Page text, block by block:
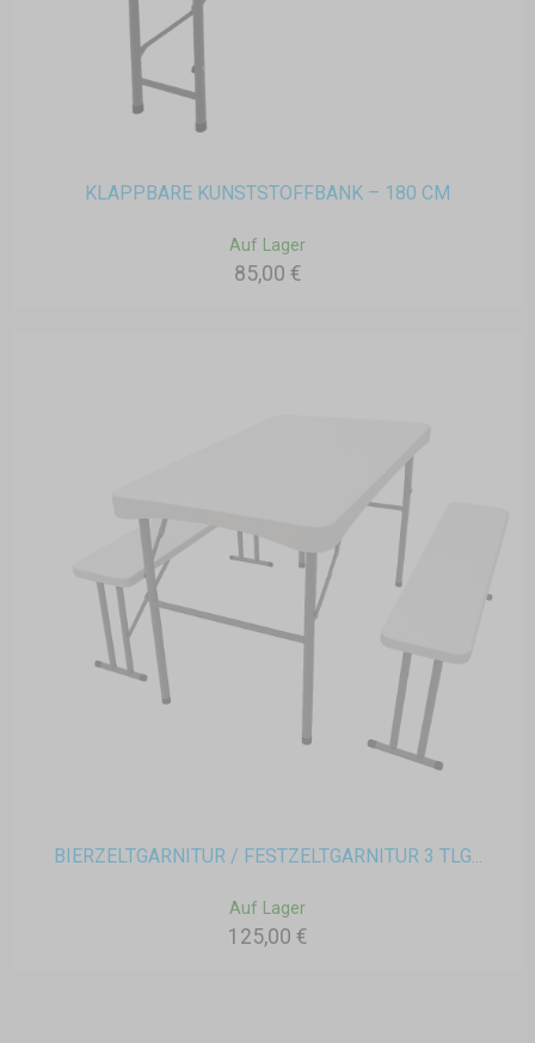
KLAPPBARE KUNSTSTOFFBANK – 180 CM
Auf Lager
85,00 €
BIERZELTGARNITUR / FESTZELTGARNITUR 3 TLG...
Auf Lager
125,00 €